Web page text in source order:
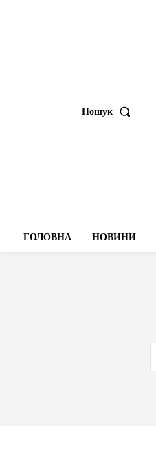
Пошук
ГОЛОВНА НОВИНИ